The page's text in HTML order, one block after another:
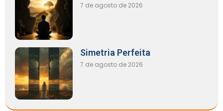
7 de agosto de 2026
Simetria Perfeita
7 de agosto de 2026